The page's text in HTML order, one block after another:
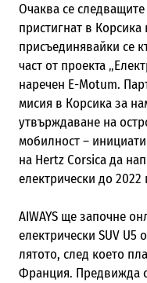
Очаква се следващите
пристигнат в
присъединявайки се
част от проекта
наречен E-Motum.
мисия в Корсика за
утвърждаване на
мобилност –
на Hertz Corsica да
електрически до 2022
AIWAYS ще започне
електрически SUV U5
лятото, след което
Франция. Предвижда